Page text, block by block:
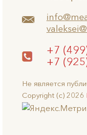
+7
+7
Не является
Copyright (c) 2026